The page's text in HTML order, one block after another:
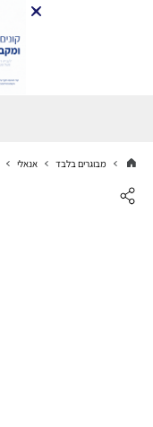
מבוגרים בלבד אנאלי